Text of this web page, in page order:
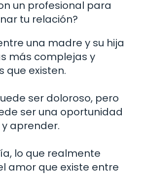
un profesional para
tu relación?
una madre y su hija
más complejas y
que existen.
ser doloroso, pero
ser una oportunidad
aprender.
lo que realmente
amor que existe entre